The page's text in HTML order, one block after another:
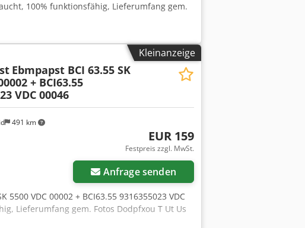
100% funktionsfähig, Lieferumfang gem.
Kleinanzeige
491 km
Ebmpapst BCI 63.55 SK
+ BCI63.55
VDC 00046
EUR 159
Festpreis zzgl. MwSt.
Anfrage senden
5500 VDC 00002 + BCI63.55 9316355023 VDC
Lieferumfang gem. Fotos Dodpfxou T Ut Us